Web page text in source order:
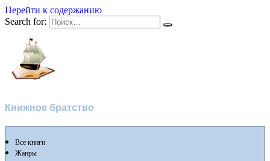
Перейти к содержанию
Search for:
Книжное братство
Все книги
Жанры